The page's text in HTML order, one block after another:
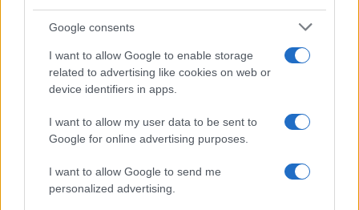
Google consents
I want to allow Google to enable storage
related to advertising like cookies on web or
device identifiers in apps.
I want to allow my user data to be sent to
Google for online advertising purposes.
I want to allow Google to send me
personalized advertising.